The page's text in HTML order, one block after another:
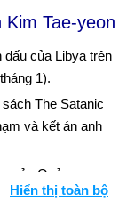
Tae-yeon
của Libya trên
1).
The Satanic
và kết án anh
Quảng
biểu tình đòi
Hiển thị toàn bộ